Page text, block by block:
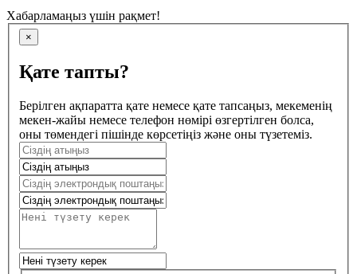
Хабарламаңыз үшін рақмет!
×
Қате тапты?
Берілген ақпаратта қате немесе қате тапсаңыз, мекеменің
мекен-жайы немесе телефон нөмірі өзгертілген болса,
оны төмендегі пішінде көрсетіңіз және оны түзетеміз.